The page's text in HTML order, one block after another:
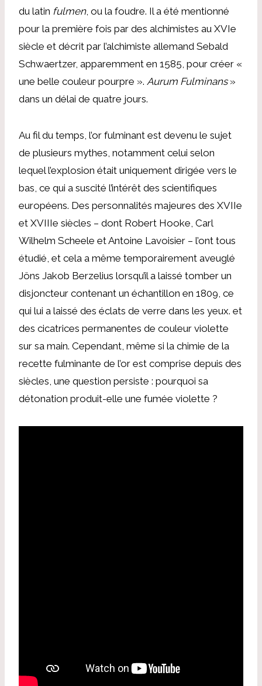
du latin fulmen, ou la foudre. Il a été mentionné
pour la première fois par des alchimistes au XVIe
siècle et décrit par l’alchimiste allemand Sebald
Schwaertzer, apparemment en 1585, pour créer «
une belle couleur pourpre ». Aurum Fulminans»
dans un délai de quatre jours.
Au fil du temps, l’or fulminant est devenu le sujet
de plusieurs mythes, notamment celui selon
lequel l’explosion était uniquement dirigée vers le
bas, ce qui a suscité l’intérêt des scientifiques
européens. Des personnalités majeures des XVIIe
et XVIIIe siècles – dont Robert Hooke, Carl
Wilhelm Scheele et Antoine Lavoisier – l’ont tous
étudié, et cela a même temporairement aveuglé
Jöns Jakob Berzelius lorsqu’il a laissé tomber un
disjoncteur contenant un échantillon en 1809, ce
qui lui a laissé des éclats de verre dans les yeux. et
des cicatrices permanentes de couleur violette
sur sa main. Cependant, même si la chimie de la
recette fulminante de l’or est comprise depuis des
siècles, une question persiste : pourquoi sa
détonation produit-elle une fumée violette ?